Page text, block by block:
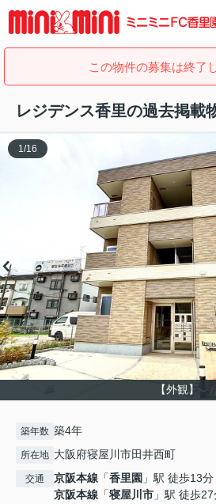
この物件の募集は終了
レジデンス香里の過去掲載
【外観】
1/16
築年数 築4年
所在地 大阪府寝屋川市田井西町
交通 京阪本線 「香里園 」駅 徒歩13分
京阪本線 「寝屋川市 」駅 徒歩